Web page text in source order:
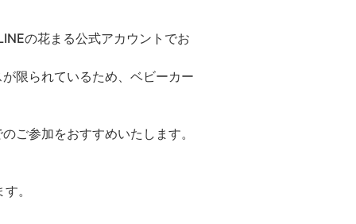
の花まる公式アカウントでお
限られているため、ベビーカー
ご参加をおすすめいたします。
。